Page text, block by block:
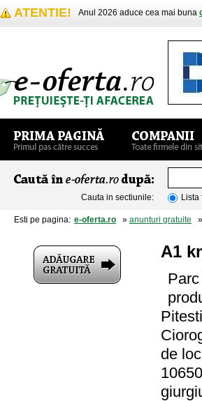
ATENTIE! Anul 2026 aduce cea mai buna
Cauta in sectiunile: Lista
Esti pe pagina: e-oferta.ro » anunturi gratuite »
A1
de